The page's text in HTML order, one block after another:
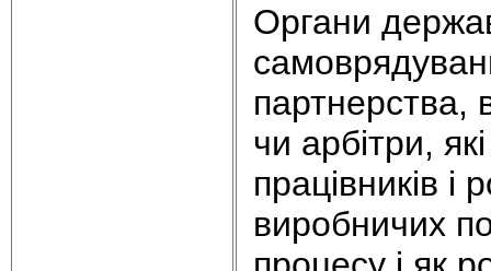
Органи
партнерства,
чи арбітри,
працівників і
виробничих